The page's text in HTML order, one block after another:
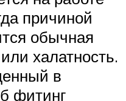
причиной
обычная
халатность.
в
фитинг